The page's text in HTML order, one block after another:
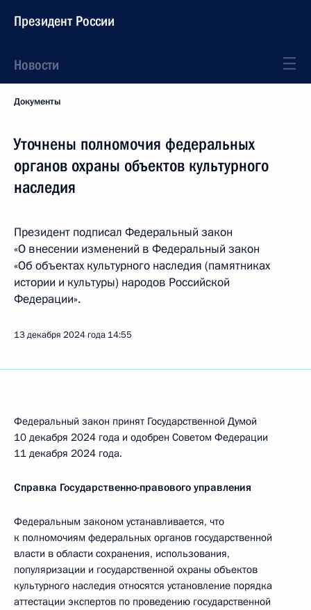
Президент России
Новости
Документы
Уточнены полномочия федеральных
органов охраны объектов культурного
наследия
Президент подписал Федеральный закон
«О внесении изменений в Федеральный закон
«Об объектах культурного наследия (памятниках
истории и культуры) народов Российской
Федерации».
13 декабря 2024 года 14:55
Федеральный закон принят Государственной Думой
10 декабря 2024 года и одобрен Советом Федерации
11 декабря 2024 года.
Справка Государственно-правового управления
Федеральным законом устанавливается, что
к полномочиям федеральных органов государственной
власти в области сохранения, использования,
популяризации и государственной охраны объектов
культурного наследия относятся установление порядка
аттестации экспертов по проведению государственной